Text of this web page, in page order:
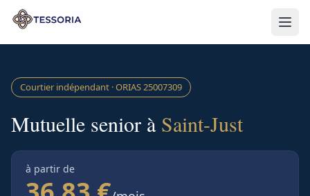
Aller au contenu principal
Courtier indépendant · ORIAS25007309
Mutuelle senior à Saint-Just
à partir de